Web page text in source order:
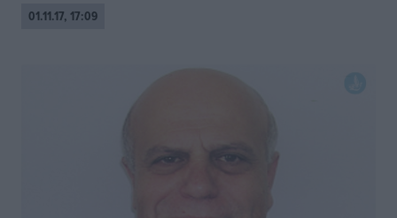
01.11.17, 17:09